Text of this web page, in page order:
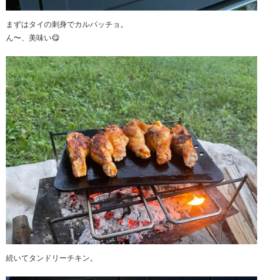
まずはタイの刺身でカルパッチョ。
ん〜、美味い😋
続いてタンドリーチキン。